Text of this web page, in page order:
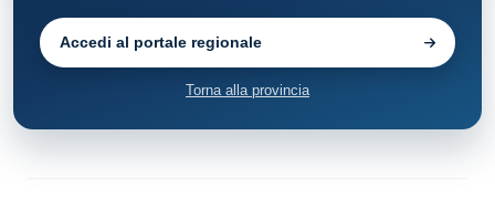
Accedi al portale regionale
Torna alla provincia